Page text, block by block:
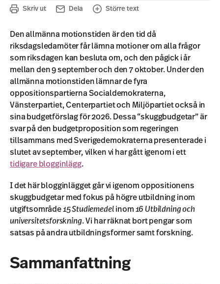
Skriv ut Dela Större text
Den allmänna motionstiden är den tid då
riksdagsledamöter får lämna motioner om alla frågor
som riksdagen kan besluta om, och den pågick i år
mellan den 9 september och den 7 oktober. Under den
allmänna motionstiden lämnar de fyra
oppositionspartierna Socialdemokraterna,
Vänsterpartiet, Centerpartiet och Miljöpartiet också in
sina budgetförslag för 2026. Dessa “skuggbudgetar” är
svar på den budgetproposition som regeringen
tillsammans med Sverigedemokraterna presenterade i
slutet av september, vilken vi har gått igenom i ett
tidigare blogginlägg.
I det här blogginlägget går vi igenom oppositionens
skuggbudgetar med fokus på högre utbildning inom
utgiftsområde15 Studiemedel inom 16 Utbildning och
universitetsforskning. Vi har räknat bort pengar som
satsas på andra utbildningsformer samt forskning.
Sammanfattning